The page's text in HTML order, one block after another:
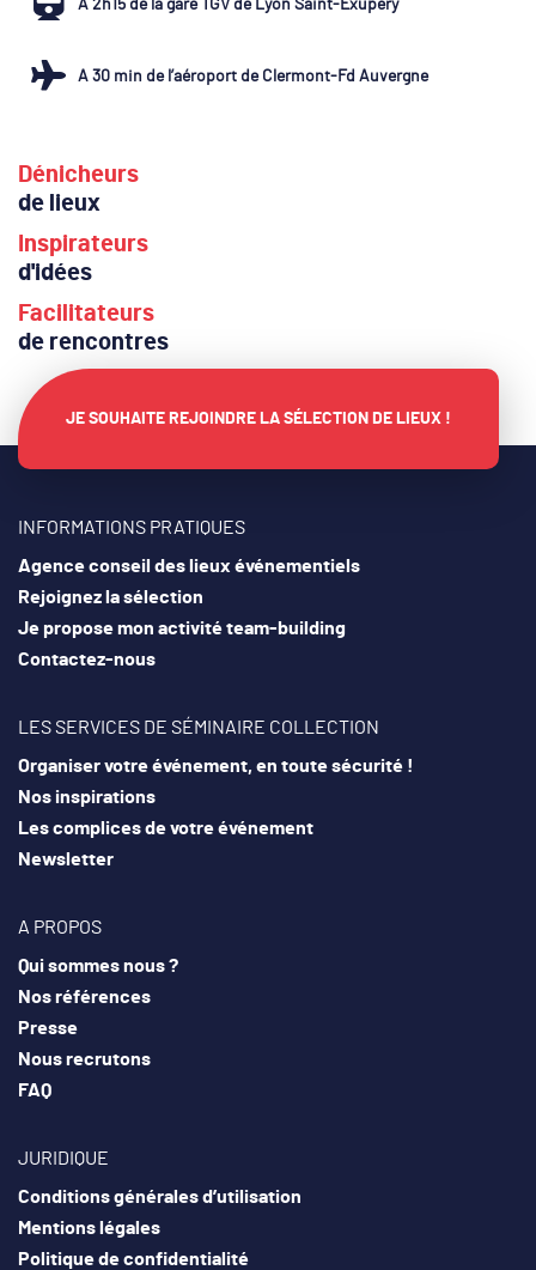
A 2h15 de la gare TGV de Lyon Saint-Exupery
A 30 min de l’aéroport de Clermont-Fd Auvergne
Dénicheurs
de lieux
Inspirateurs
d'idées
Facilitateurs
de rencontres
JE SOUHAITE REJOINDRE LA SÉLECTION DE LIEUX !
INFORMATIONS PRATIQUES
Agence conseil des lieux événementiels
Rejoignez la sélection
Je propose mon activité team-building
Contactez-nous
LES SERVICES DE SÉMINAIRE COLLECTION
Organiser votre événement, en toute sécurité !
Nos inspirations
Les complices de votre événement
Newsletter
A PROPOS
Qui sommes nous ?
Nos références
Presse
Nous recrutons
FAQ
JURIDIQUE
Conditions générales d’utilisation
Mentions légales
Politique de confidentialité